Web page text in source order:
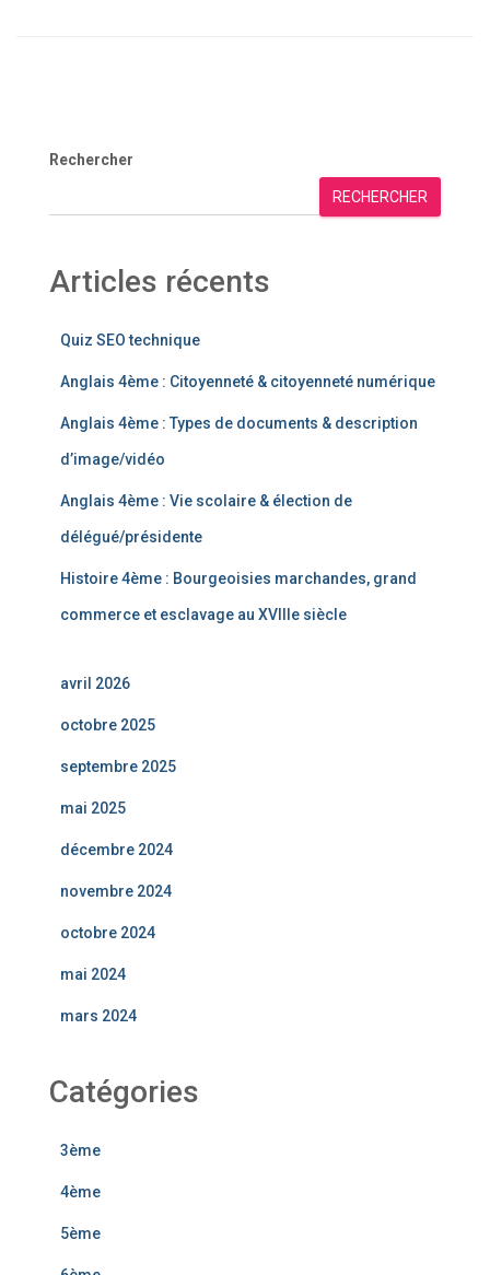
Rechercher
RECHERCHER
Articles récents
Quiz SEO technique
Anglais 4ème : Citoyenneté & citoyenneté numérique
Anglais 4ème : Types de documents & description
d’image/vidéo
Anglais 4ème : Vie scolaire & élection de
délégué/présidente
Histoire 4ème : Bourgeoisies marchandes, grand
commerce et esclavage au XVIIIe siècle
avril 2026
octobre 2025
septembre 2025
mai 2025
décembre 2024
novembre 2024
octobre 2024
mai 2024
mars 2024
Catégories
3ème
4ème
5ème